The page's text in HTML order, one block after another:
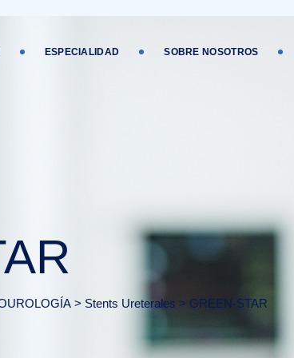
ESPECIALIDAD SOBRE NOSOTROS
> Stents Ureterales > GREEN-STAR